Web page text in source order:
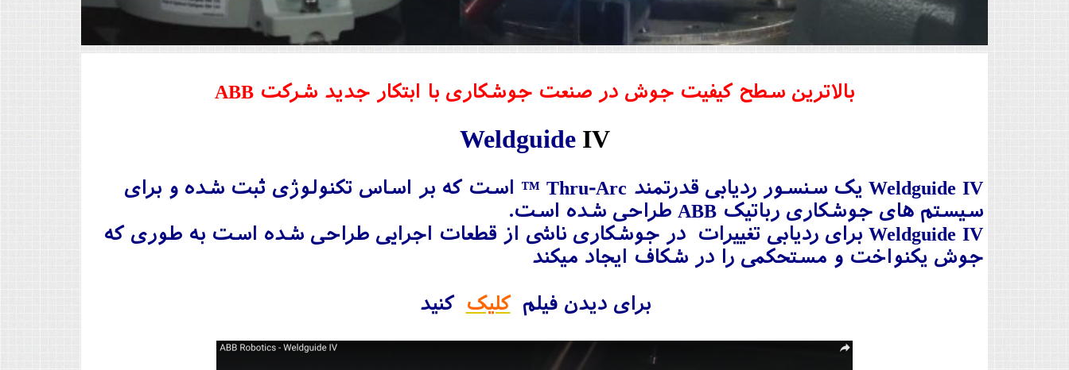
بالاترین سطح کیفیت جوش در صنعت جوشکاری با ابتکار جدید شرکت ABB
Weldguide IV
Weldguide IV یک سنسور ردیابی قدرتمند Thru-Arc ™ است که بر اساس تکنولوژی ثبت شده و برای
سیستم های جوشکاری رباتیک ABB طراحی شده است.
Weldguide IV برای ردیابی تغییرات در جوشکاری ناشی از قطعات اجرایی طراحی شده است به طوری که
جوش یکنواخت و مستحکمی را در شکاف ایجاد میکند
برای دیدن فیلمکلیک کنید